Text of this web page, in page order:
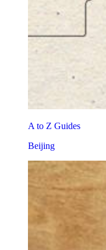
A to Z Guides
Beijing